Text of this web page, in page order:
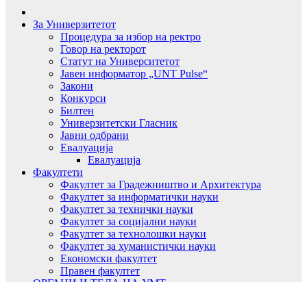
За Универзитетот
Процедура за избор на ректро
Говор на ректорот
Статут на Университетот
Јавен информатор „UNT Pulse“
Закони
Конкурси
Билтен
Универзитетски Гласник
Јавни одбрани
Евалуација
Евалуација
Факултети
Факултет за Градежништво и Архитектура
Факултет за информатички науки
Факултет за технички науки
Факултет за социјални науки
Факултет за технолошки науки
Факултет за хуманистички науки
Економски факултет
Правен факултет